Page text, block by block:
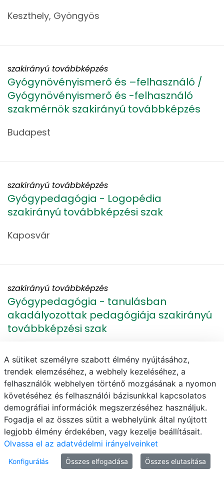
Keszthely, Gyöngyös
Gyógynövényismerő és –felhasználó /
Gyógynövényismerő és -felhasználó
szakmérnök szakirányú továbbképzés
Budapest
szakirányú továbbképzés
Gyógypedagógia - Logopédia
szakirányú továbbképzési szak
Kaposvár
szakirányú továbbképzés
Gyógypedagógia - tanulásban
akadályozottak pedagógiája szakirányú
továbbképzési szak
szakirányú továbbképzés
Gyógypedagógia – Pszichopedagógia
szakirányú továbbképzési szak
szakirányú továbbképzés
A sütiket személyre szabott élmény nyújtásához,
trendek elemzéséhez, a webhely kezeléséhez, a
felhasználók webhelyen történő mozgásának a nyomon
követéséhez és felhasználói bázisunkkal kapcsolatos
demográfiai információk megszerzéséhez használjuk.
Fogadja el az összes sütit a webhelyünk által nyújtott
legjobb élmény érdekében, vagy kezelje beállításait.
Olvassa el az adatvédelmi irányelveinket
Konfigurálás Összes elfogadása Összes elutasítása